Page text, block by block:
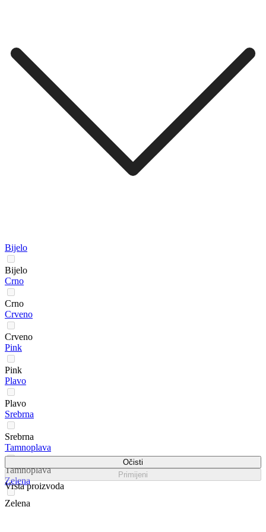
Bijelo
Bijelo
Crno
Crno
Crveno
Crveno
Pink
Pink
Plavo
Plavo
Srebrna
Srebrna
Tamnoplava
Tamnoplava
Zelena
Zelena
Očisti
Primijeni
Vrsta proizvoda